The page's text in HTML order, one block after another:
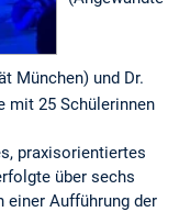
München) und Dr.
mit 25 Schülerinnen
praxisorientiertes
über sechs
einer Aufführung der